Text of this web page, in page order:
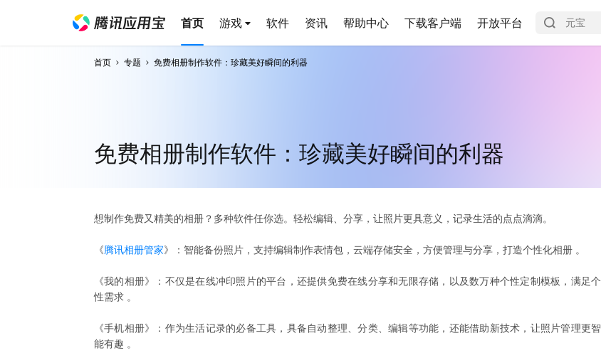
首页 游戏 软件 资讯 帮助中心 下载客户端 开放平台
首页 专题 免费相册制作软件：珍藏美好瞬间的利器
免费相册制作软件：珍藏美好瞬间的利器
想制作免费又精美的相册？多种软件任你选。轻松编辑、分享，让照片更具意义，记录生活的点点滴滴。
《腾讯相册管家》：智能备份照片，支持编辑制作表情包，云端存储安全，方便管理与分享，打造个性化相册 。
《我的相册》：不仅是在线冲印照片的平台，还提供免费在线分享和无限存储，以及数万种个性定制模板，满足个
性需求 。
《手机相册》：作为生活记录的必备工具，具备自动整理、分类、编辑等功能，还能借助新技术，让照片管理更智
能有趣 。